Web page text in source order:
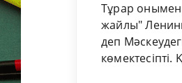
Тұрар онымен
жайлы"
деп